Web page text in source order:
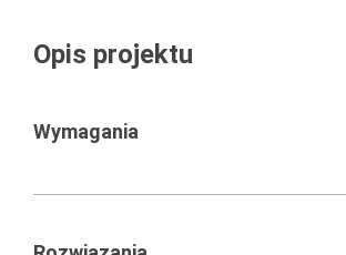
Opis projektu
Wymagania
czemu spełniające wymagania